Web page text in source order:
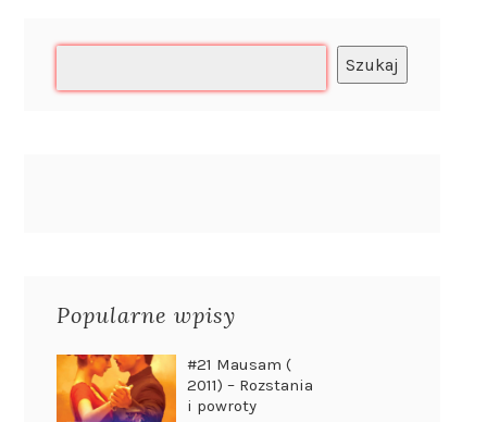
Szukaj
Popularne wpisy
#21 Mausam (
2011) – Rozstania
i powroty